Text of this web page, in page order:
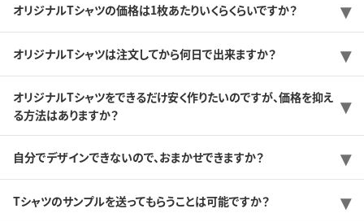
オリジナルTシャツの価格は1枚あたりいくらくらいですか？
オリジナルTシャツは注文してから何日で出来ますか？
オリジナルTシャツをできるだけ安く作りたいのですが、価格を抑え
る方法はありますか？
自分でデザインできないので、おまかせできますか？
Tシャツのサンプルを送ってもらうことは可能ですか？